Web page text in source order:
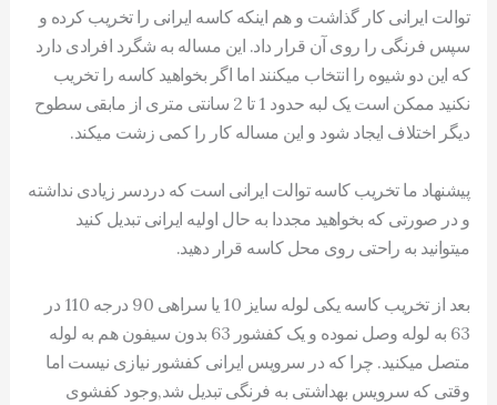
توالت ایرانی کار گذاشت و هم اینکه کاسه ایرانی را تخریب کرده و
سپس فرنگی را روی آن قرار داد. این مساله به شگرد افرادی دارد
که این دو شیوه را انتخاب میکنند اما اگر بخواهید کاسه را تخریب
نکنید ممکن است یک لبه حدود 1 تا 2 سانتی متری از مابقی سطوح
دیگر اختلاف ایجاد شود و این مساله کار را کمی زشت میکند.
پیشنهاد ما تخریب کاسه توالت ایرانی است که دردسر زیادی نداشته
و در صورتی که بخواهید مجددا به حال اولیه ایرانی تبدیل کنید
میتوانید به راحتی روی محل کاسه قرار دهید.
بعد از تخریب کاسه یکی لوله سایز 10 یا سراهی 90 درجه 110 در
63 به لوله وصل نموده و یک کفشور 63 بدون سیفون هم به لوله
متصل میکنید. چرا که در سرویس ایرانی کفشور نیازی نیست اما
وقتی که سرویس بهداشتی به فرنگی تبدیل شد,وجود کفشوی